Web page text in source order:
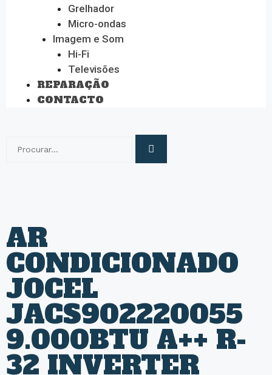
Grelhador
Micro-ondas
Imagem e Som
Hi-Fi
Televisões
REPARAÇÃO
CONTACTO
AR
CONDICIONADO
JOCEL
JACS902220055
9.000BTU A++ R-
32 INVERTER